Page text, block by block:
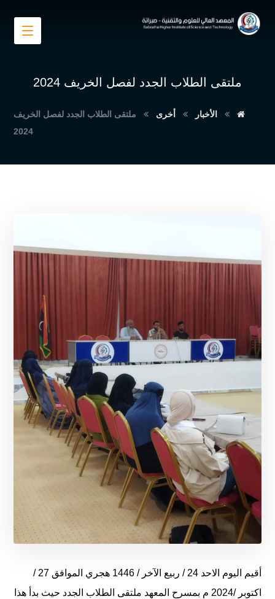
ملتقى الطلاب الجدد لفصل الخريف 2024
الأخبار أخرى
ملتقى الطلاب الجدد لفصل الخريف
2024
أقيم اليوم الاحد 24 / ربيع الآخر / 1446 هجري الموافق 27 /
اكتوبر /2024 م بمسرح المعهد ملتقى الطلاب الجدد حيث بدأ هذا